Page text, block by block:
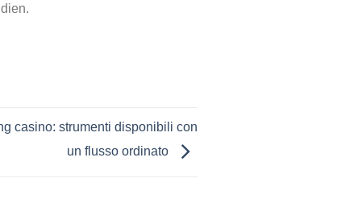
casino: strumenti disponibili con
un flusso ordinato